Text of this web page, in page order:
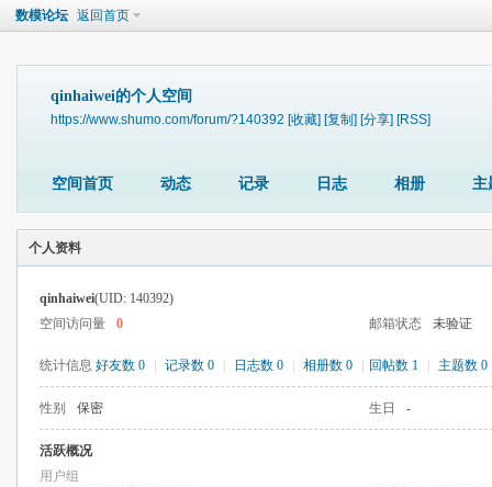
数模论坛 返回首页
qinhaiwei的个人空间
https://www.shumo.com/forum/?140392 [收藏] [复制] [分享] [RSS]
空间首页 动态 记录 日志 相册 主
个人资料
qinhaiwei(UID: 140392)
空间访问量
0 邮箱状态 未验证
统计信息 好友数 0 记录数 0 日志数 0 相册数 0 回帖数 1 主题数 0
性别 保密 生日 -
活跃概况
用户组